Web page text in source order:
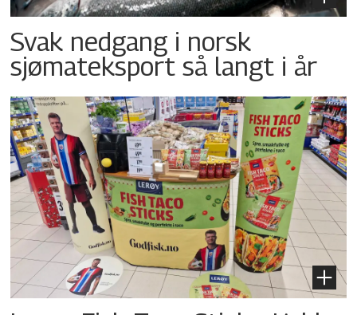
Svak nedgang i norsk
sjømateksport så langt i år